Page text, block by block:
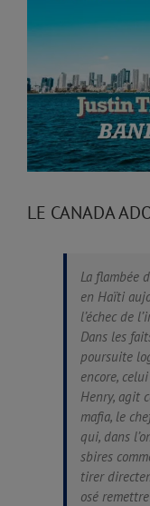
LE CANADA
La flambée
en Haïti
l’échec de
Dans les
poursuite
encore,
Henry, agit
mafia, le
qui, dans
sbires
tirer
osé